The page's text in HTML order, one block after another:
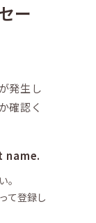
ー
発生し
確認く
name.
。
て登録し